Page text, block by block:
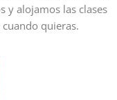
y alojamos las clases
quieras.